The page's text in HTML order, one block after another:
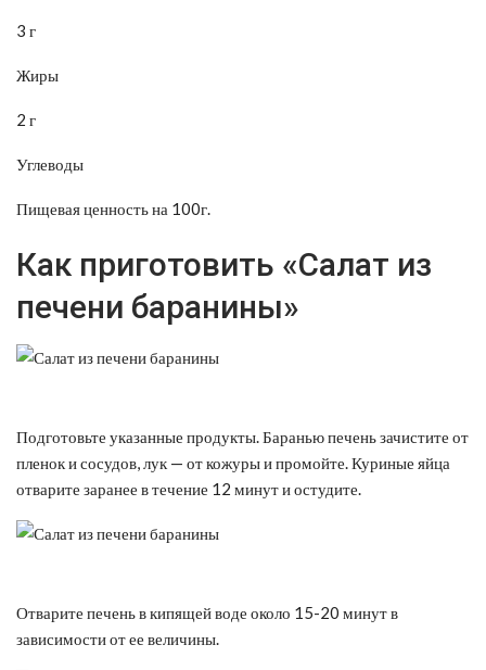
3 г
Жиры
2 г
Углеводы
Пищевая ценность на 100г.
Как приготовить «Салат из
печени баранины»
Подготовьте указанные продукты. Баранью печень зачистите от
пленок и сосудов, лук — от кожуры и промойте. Куриные яйца
отварите заранее в течение 12 минут и остудите.
Отварите печень в кипящей воде около 15-20 минут в
зависимости от ее величины.